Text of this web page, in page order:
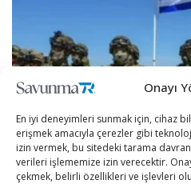
Onayı
En iyi deneyimleri sunmak için, cihaz
erişmek amacıyla çerezler gibi
izin vermek, bu sitedeki tarama
verileri işlememize izin verecektir.
çekmek, belirli özellikleri ve işlevleri
GÜNDEM
Yunanistan, Adalar
Savunma Hazırlıklarını